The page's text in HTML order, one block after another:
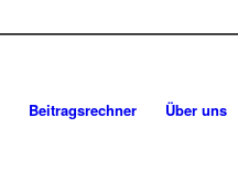
Beitragsrechner Über uns